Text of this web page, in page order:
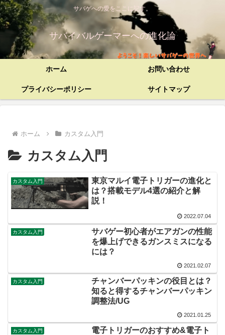
サバゲへの愛をここに記す。
サバイバルゲーマーへの進化論
ホーム お問い合わせ
プライバシーポリシー サイトマップ
ホーム カスタム入門
カスタム入門
カスタム入門
東京マルイ電子トリガーの進化と
は？搭載モデル4選の紹介と解
説！
2022.07.04
カスタム入門
サバゲー初心者がエアガンの性能
を爆上げできるガンスミスになる
には？
2021.02.07
カスタム入門
チャンバーパッキンの役目とは？
知ると得するチャンバーパッキン
調整法/UG
2021.01.25
カスタム入門
電子トリガーのおすすめ&電子ト